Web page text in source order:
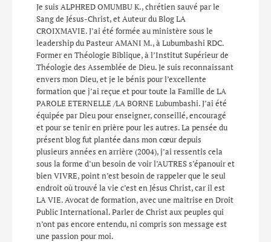
Je suis ALPHRED OMUMBU K., chrétien sauvé par le
Sang de Jésus-Christ, et Auteur du Blog LA
CROIXMAVIE. J’ai été formée au ministère sous le
leadership du Pasteur AMANI M., à Lubumbashi RDC.
Former en Théologie Biblique, à l’Institut Supérieur de
Théologie des Assemblée de Dieu. Je suis reconnaissant
envers mon Dieu, et je le bénis pour l’excellente
formation que j’ai reçue et pour toute la Famille de LA
PAROLE ETERNELLE /LA BORNE Lubumbashi. J’ai été
équipée par Dieu pour enseigner, conseillé, encouragé
et pour se tenir en prière pour les autres. La pensée du
présent blog fut plantée dans mon cœur depuis
plusieurs années en arrière (2004), j’ai ressentis cela
sous la forme d’un besoin de voir l’AUTRES s’épanouir et
bien VIVRE, point n’est besoin de rappeler que le seul
endroit où trouvé la vie c’est en Jésus Christ, car il est
LA VIE. Avocat de formation, avec une maitrise en Droit
Public International. Parler de Christ aux peuples qui
n’ont pas encore entendu, ni compris son message est
une passion pour moi.